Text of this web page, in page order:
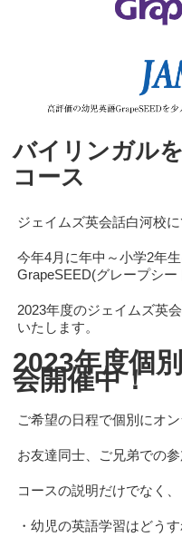
バイリンガル
コース
ジェイムズ英会話白河校
今年4月に年中～小学2年
GrapeSEED(グレープシー
2023年度のジェイムズ英
いたします。
2023年度個
会開催中！
ご希望の日程で個別にオ
お友達同士、ご兄弟での参
コースの説明だけでなく、
・幼児の英語学習はどう